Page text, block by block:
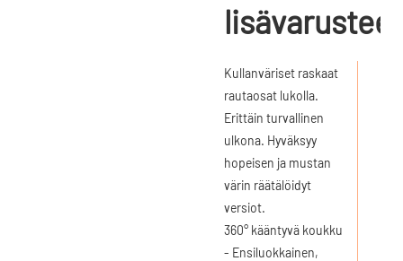
lisävarusteet
Kullanväriset raskaat
rautaosat lukolla.
Erittäin turvallinen
ulkona. Hyväksyy
hopeisen ja mustan
värin räätälöidyt
versiot.
360° kääntyvä koukku
- Ensiluokkainen,